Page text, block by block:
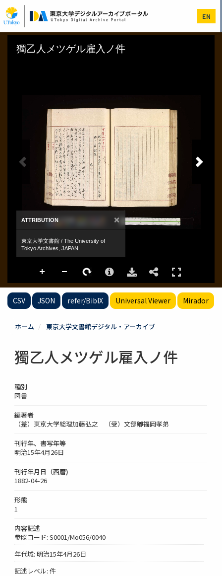
イ
ン
コ
EN
CSV JSON refer/BibIX Universal Viewer Mirador
ホーム 東京大学文書館デジタル・アーカイブ
獨乙人メツゲル雇入ノ件
種別
図書
編著者
（差）東京大学総理加藤弘之 （受）文部卿福岡孝弟
刊行年、書写年等
明治15年4月26日
刊行年月日（西暦)
1882-04-26
形態
1
内容記述
参照コード: S0001/Mo056/0040
年代域: 明治15年4月26日
記述レベル: 件